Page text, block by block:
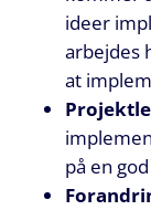
ideer
arbejdes
at
på en